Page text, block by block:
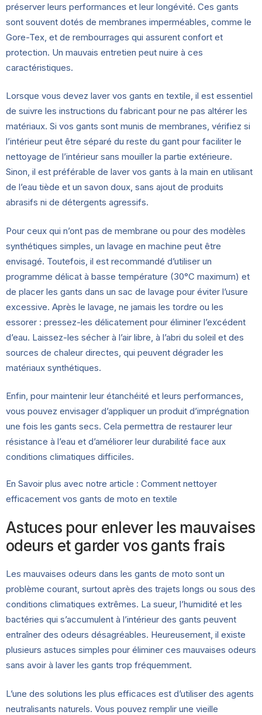
préserver leurs performances et leur longévité. Ces gants
sont souvent dotés de membranes imperméables, comme le
Gore-Tex, et de rembourrages qui assurent confort et
protection. Un mauvais entretien peut nuire à ces
caractéristiques.
Lorsque vous devez laver vos gants en textile, il est essentiel
de suivre les instructions du fabricant pour ne pas altérer les
matériaux. Si vos gants sont munis de membranes, vérifiez si
l’intérieur peut être séparé du reste du gant pour faciliter le
nettoyage de l’intérieur sans mouiller la partie extérieure.
Sinon, il est préférable de laver vos gants à la main en utilisant
de l’eau tiède et un savon doux, sans ajout de produits
abrasifs ni de détergents agressifs.
Pour ceux qui n’ont pas de membrane ou pour des modèles
synthétiques simples, un lavage en machine peut être
envisagé. Toutefois, il est recommandé d’utiliser un
programme délicat à basse température (30°C maximum) et
de placer les gants dans un sac de lavage pour éviter l’usure
excessive. Après le lavage, ne jamais les tordre ou les
essorer : pressez-les délicatement pour éliminer l’excédent
d’eau. Laissez-les sécher à l’air libre, à l’abri du soleil et des
sources de chaleur directes, qui peuvent dégrader les
matériaux synthétiques.
Enfin, pour maintenir leur étanchéité et leurs performances,
vous pouvez envisager d’appliquer un produit d’imprégnation
une fois les gants secs. Cela permettra de restaurer leur
résistance à l’eau et d’améliorer leur durabilité face aux
conditions climatiques difficiles.
En Savoir plus avec notre article : Comment nettoyer
efficacement vos gants de moto en textile
Astuces pour enlever les mauvaises
odeurs et garder vos gants frais
Les mauvaises odeurs dans les gants de moto sont un
problème courant, surtout après des trajets longs ou sous des
conditions climatiques extrêmes. La sueur, l’humidité et les
bactéries qui s’accumulent à l’intérieur des gants peuvent
entraîner des odeurs désagréables. Heureusement, il existe
plusieurs astuces simples pour éliminer ces mauvaises odeurs
sans avoir à laver les gants trop fréquemment.
L’une des solutions les plus efficaces est d’utiliser des agents
neutralisants naturels. Vous pouvez remplir une vieille